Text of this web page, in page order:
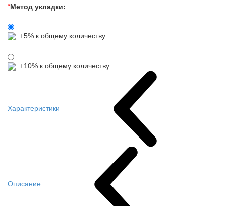
*Метод укладки:
+5% к общему количеству
+10% к общему количеству
Характеристики
Описание